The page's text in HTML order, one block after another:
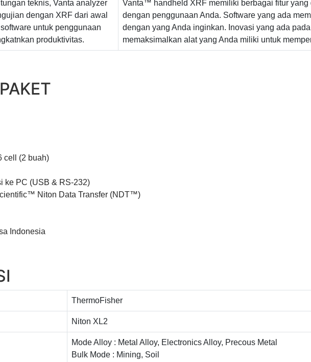
teknis, Vanta analyzer
dengan XRF dari awal
untuk penggunaan
produktivitas.
Vanta™ handheld XRF memiliki berbagai fitur
dengan penggunaan Anda. Software yang ada
dengan yang Anda inginkan. Inovasi yang ada
memaksimalkan alat yang Anda miliki untuk
cell (2 buah)
ke PC (USB & RS-232)
Niton Data Transfer (NDT™)
Indonesia
ThermoFisher
Niton XL2
Mode Alloy : Metal Alloy, Electronics Alloy, Precous Metal
Bulk Mode : Mining, Soil